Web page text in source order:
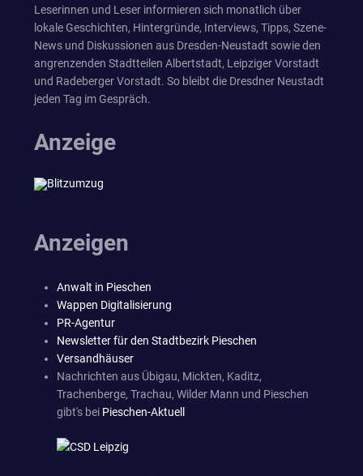
Leserinnen und Leser informieren sich monatlich über
lokale Geschichten, Hintergründe, Interviews, Tipps, Szene-
News und Diskussionen aus Dresden-Neustadt sowie den
angrenzenden Stadtteilen Albertstadt, Leipziger Vorstadt
und Radeberger Vorstadt. So bleibt die Dresdner Neustadt
jeden Tag im Gespräch.
Anzeige
Anzeigen
Anwalt in Pieschen
Wappen Digitalisierung
PR-Agentur
Newsletter für den Stadtbezirk Pieschen
Versandhäuser
Nachrichten aus Übigau, Mickten, Kaditz,
Trachenberge, Trachau, Wilder Mann und Pieschen
gibt's bei Pieschen-Aktuell